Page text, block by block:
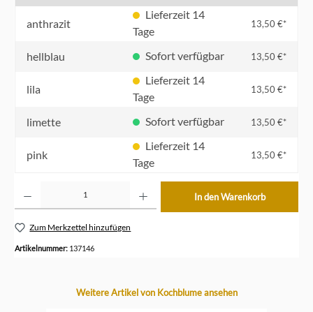
anthrazit
Tage
13,50 €*
hellblau Sofort verfügbar 13,50 €*
lila
Tage
13,50 €*
limette Sofort verfügbar 13,50 €*
pink
Tage
13,50 €*
In den Warenkorb
Zum Merkzettel hinzufügen
Artikelnummer: 137146
Produktgalerie überspringen
Weitere Artikel von Kochblume ansehen